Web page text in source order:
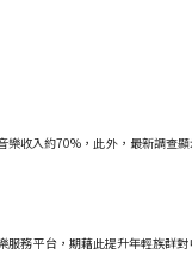
收入約70%，此外，最新調查
服務平台，期藉此提升年輕族群